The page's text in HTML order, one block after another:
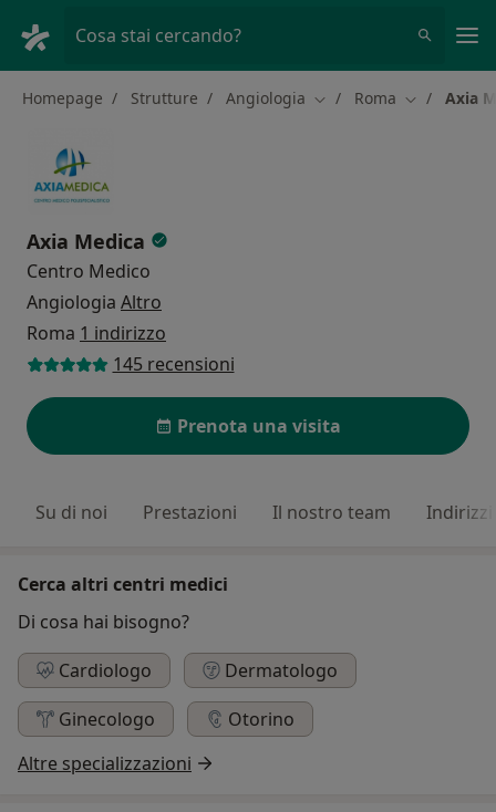
Cosa stai cercando?
Homepage Strutture Angiologia Cambia città
Roma Cambia città
Axia
Axia Medica
Centro Medico
Angiologia Altro
Roma 1 indirizzo
145 recensioni
Prenota una visita
Su di noi Prestazioni Il nostro team Indirizzi
Cerca altri centri medici
Di cosa hai bisogno?
Cardiologo
Dermatologo
Ginecologo
Otorino
Altre specializzazioni